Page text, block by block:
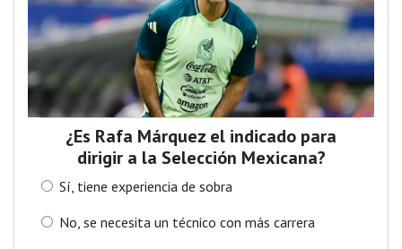
¿Es Rafa Márquez el indicado para
dirigir a la Selección Mexicana?
Sí, tiene experiencia de sobra
No, se necesita un técnico con más carrera